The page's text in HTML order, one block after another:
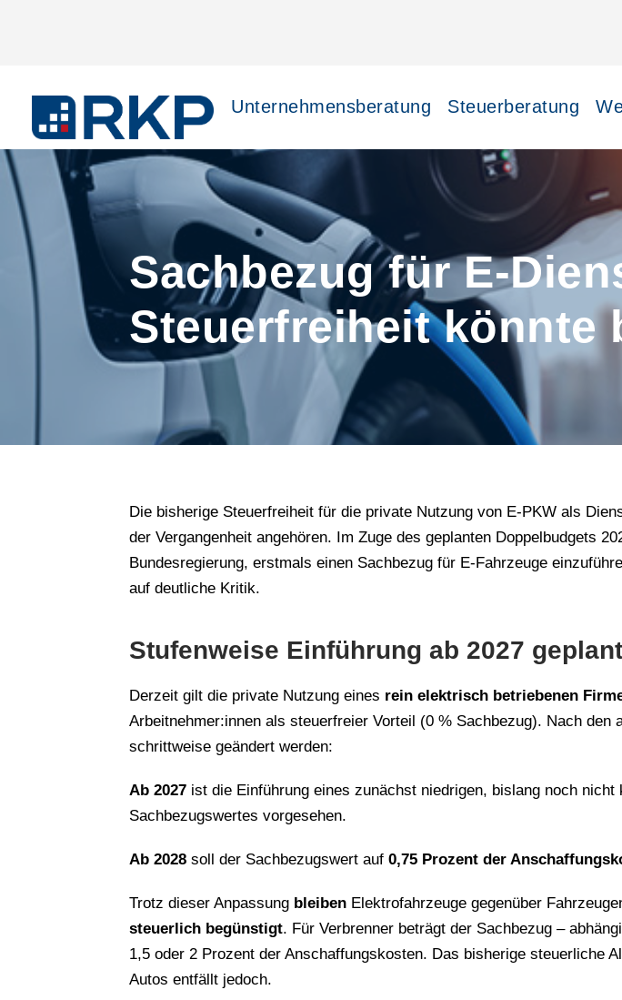
Unternehmensberatung Steuerberatung
Sachbezug für E-
Steuerfreiheit könnte
Die bisherige Steuerfreiheit für die private Nutzung von E-PKW als
der Vergangenheit angehören. Im Zuge des geplanten Doppelbudgets
Bundesregierung, erstmals einen Sachbezug für E-Fahrzeuge
auf deutliche Kritik.
Stufenweise Einführung ab 2027 geplant
Derzeit gilt die private Nutzung eines rein elektrisch betriebenen
Arbeitnehmer:innen als steuerfreier Vorteil (0 % Sachbezug). Nach den
schrittweise geändert werden:
Ab 2027 ist die Einführung eines zunächst niedrigen, bislang noch nicht
Sachbezugswertes vorgesehen.
Ab 2028 soll der Sachbezugswert auf 0,75 Prozent der
Trotz dieser Anpassung bleiben Elektrofahrzeuge gegenüber
steuerlich begünstigt. Für Verbrenner beträgt der Sachbezug –
1,5 oder 2 Prozent der Anschaffungskosten. Das bisherige steuerliche
Autos entfällt jedoch.